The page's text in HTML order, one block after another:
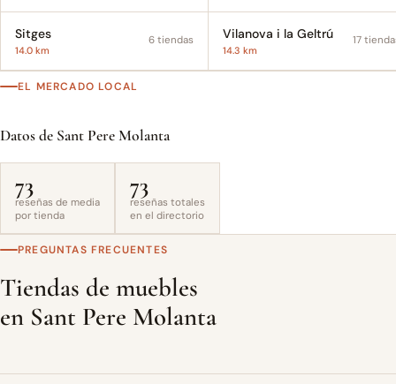
Sitges
14.0 km
6 tiendas Vilanova i la Geltrú
14.3 km
17
EL MERCADO LOCAL
Datos de Sant Pere Molanta
73
reseñas de media
por tienda
73
reseñas totales
en el directorio
PREGUNTAS FRECUENTES
Tiendas de muebles
en Sant Pere Molanta